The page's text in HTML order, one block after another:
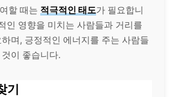
할 때는 적극적인 태도가 필요합니
인 영향을 미치는 사람들과 거리를
며, 긍정적인 에너지를 주는 사람들
이 좋습니다.
기